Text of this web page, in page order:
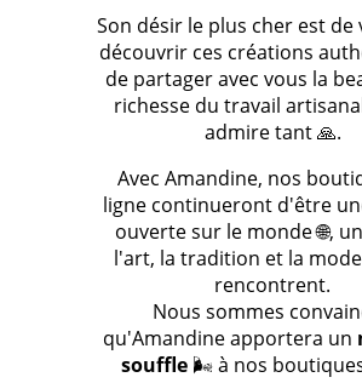
Son désir le plus cher est de
découvrir ces créations
de partager avec vous la
richesse du travail
admire tant 🙏.
Avec Amandine, nos
ligne continueront d'être
ouverte sur le monde 🌐,
l'art, la tradition et la
rencontrent.
Nous sommes
qu'Amandine apportera un
souffle🌬️ à nos